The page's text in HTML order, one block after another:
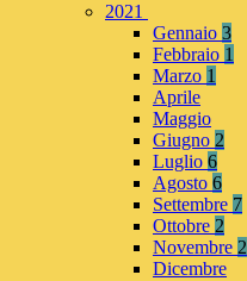
2021
Gennaio 3
Febbraio 1
Marzo 1
Aprile
Maggio
Giugno 2
Luglio 6
Agosto 6
Settembre 7
Ottobre 2
Novembre 2
Dicembre